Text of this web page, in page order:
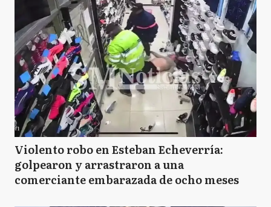
Violento robo en Esteban Echeverría:
golpearon y arrastraron a una
comerciante embarazada de ocho meses